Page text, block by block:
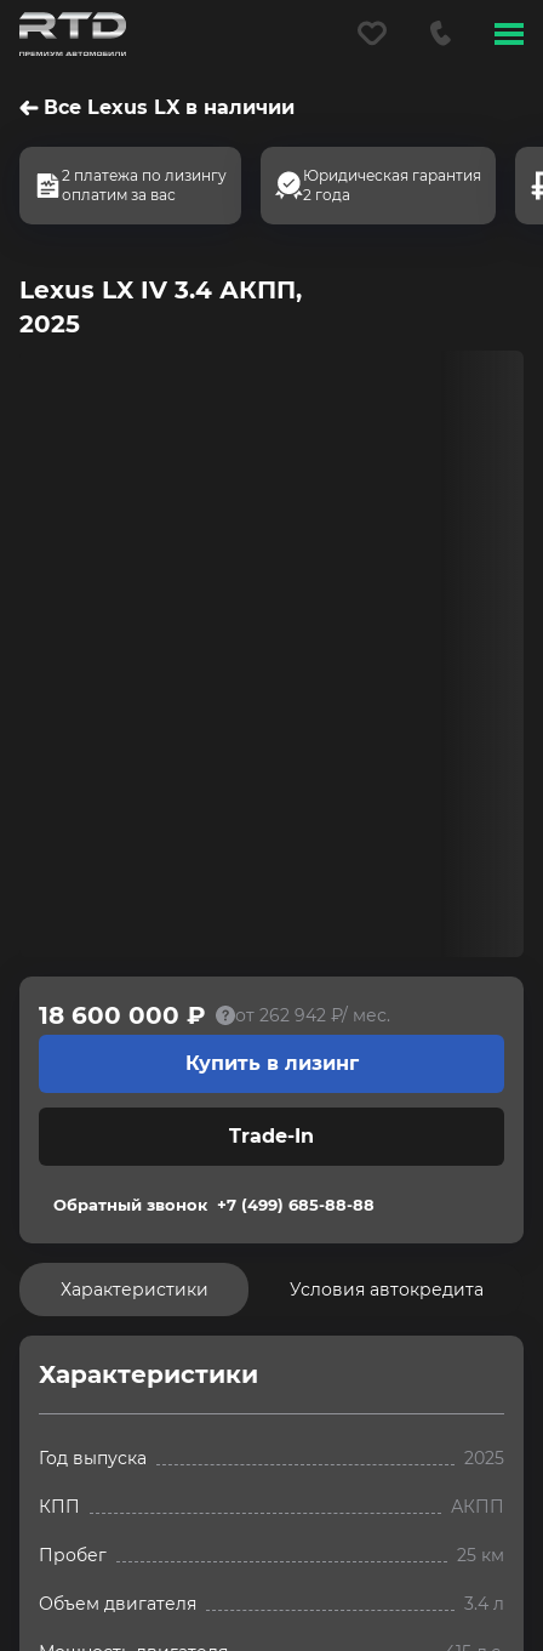
Все Lexus LX в наличии
2 платежа по лизингу
оплатим за вас
Юридическая гарантия
2 года
Lexus LX IV 3.4 АКПП,
2025
18 600 000 ₽ от 262 942 ₽/ мес.
Купить в лизинг
Trade-In
+7 (499) 685-88-88
Обратный звонок
Характеристики Условия автокредита
Характеристики
Год выпуска 2025
КПП АКПП
Пробег 25 км
Объем двигателя 3.4 л